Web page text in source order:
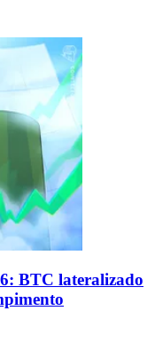
BTC lateralizado